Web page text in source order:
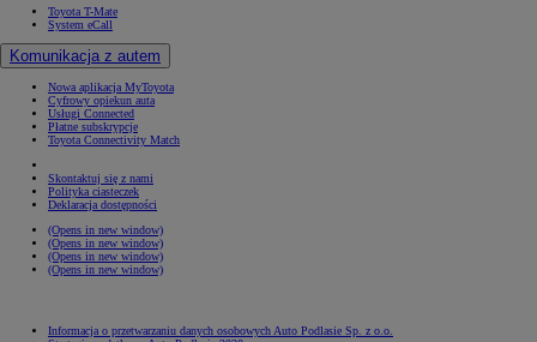
Toyota T-Mate
System eCall
Komunikacja z autem
Nowa aplikacja MyToyota
Cyfrowy opiekun auta
Usługi Connected
Płatne subskrypcje
Toyota Connectivity Match
Skontaktuj się z nami
Polityka ciasteczek
Deklaracja dostępności
(Opens in new window)
(Opens in new window)
(Opens in new window)
(Opens in new window)
Informacja o przetwarzaniu danych osobowych Auto Podlasie Sp. z o.o.